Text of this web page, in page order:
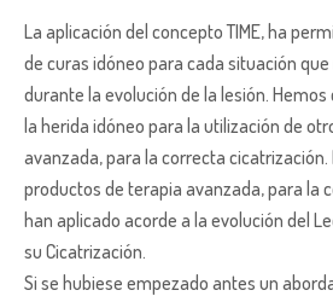
La aplicación del concepto TIME, ha
de curas idóneo para cada situación
durante la evolución de la lesión.
la herida idóneo para la utilización de
avanzada, para la correcta cicatrización.
productos de terapia avanzada, para la
han aplicado acorde a la evolución del
su Cicatrización.
Si se hubiese empezado antes un